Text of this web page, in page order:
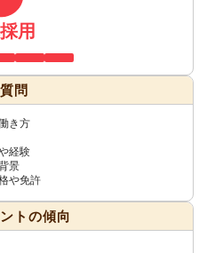
用
問
き方
経験
景
や免許
トの傾向